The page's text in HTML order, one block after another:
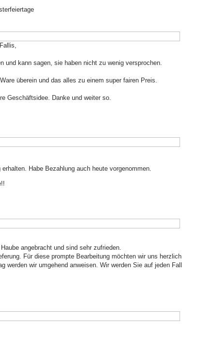
und kann sagen, sie haben nicht zu wenig versprochen.
überein und das alles zu einem super fairen Preis.
Geschäftsidee. Danke und weiter so.
Habe Bezahlung auch heute vorgenommen.
angebracht und sind sehr zufrieden.
Für diese prompte Bearbeitung möchten wir uns herzlich
werden wir umgehend anweisen. Wir werden Sie auf jeden Fall